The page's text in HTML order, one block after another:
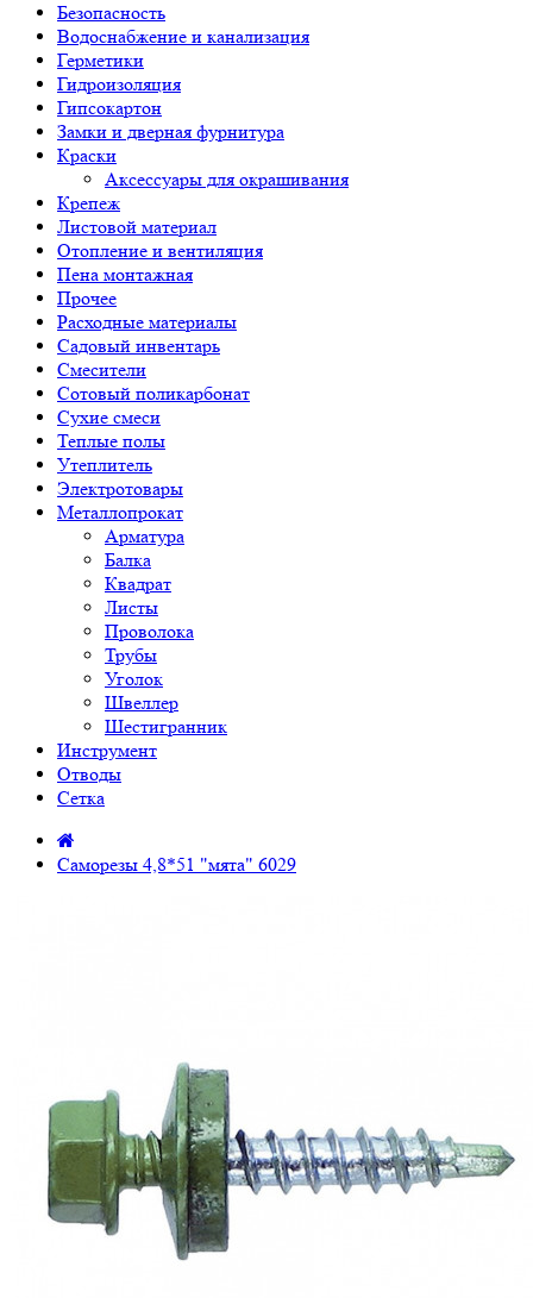
Безопасность
Водоснабжение и канализация
Герметики
Гидроизоляция
Гипсокартон
Замки и дверная фурнитура
Краски
Аксессуары для окрашивания
Крепеж
Листовой материал
Отопление и вентиляция
Пена монтажная
Прочее
Расходные материалы
Садовый инвентарь
Смесители
Сотовый поликарбонат
Сухие смеси
Теплые полы
Утеплитель
Электротовары
Металлопрокат
Арматура
Балка
Квадрат
Листы
Проволока
Трубы
Уголок
Швеллер
Шестигранник
Инструмент
Отводы
Сетка
Саморезы 4,8*51 "мята" 6029